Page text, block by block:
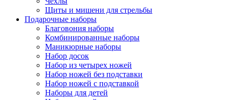
Щиты и мишени для стрельбы
Подарочные наборы
Благовония наборы
Комбинированные наборы
Маникюрные наборы
Набор досок
Набор из четырех ножей
Набор ножей без подставки
Набор ножей с подставкой
Наборы для детей